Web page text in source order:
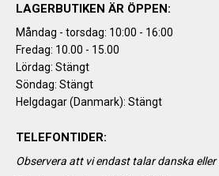
LAGERBUTIKEN ÄR ÖPPEN:
Måndag - torsdag: 10:00 - 16:00
Fredag: 10.00 - 15.00
Lördag: Stängt
Söndag: Stängt
Helgdagar (Danmark): Stängt
TELEFONTIDER:
Observera att vi endast talar danska